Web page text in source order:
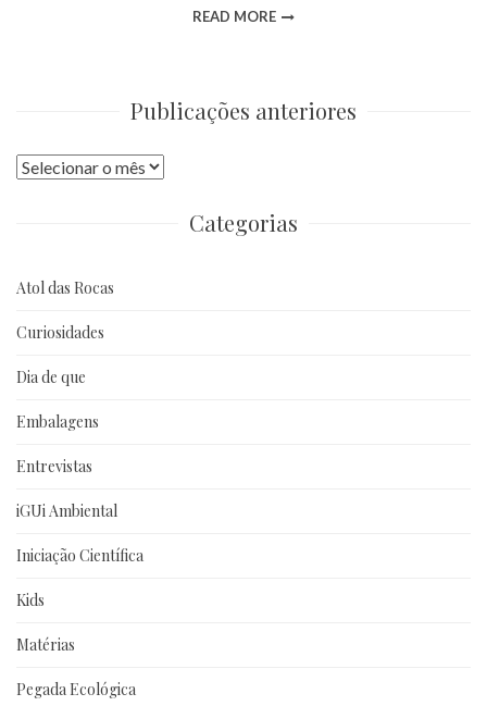
READ MORE
Publicações anteriores
Publicações
Categorias
Atol das Rocas
Curiosidades
Dia de que
Embalagens
Entrevistas
iGUi Ambiental
Iniciação Científica
Kids
Matérias
Pegada Ecológica